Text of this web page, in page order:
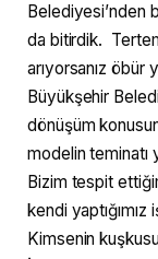
Belediyesi’nden
da bitirdik.
arıyorsanız
Büyükşehir
dönüşüm
modelin teminatı
Bizim tespit
kendi
Kimsenin